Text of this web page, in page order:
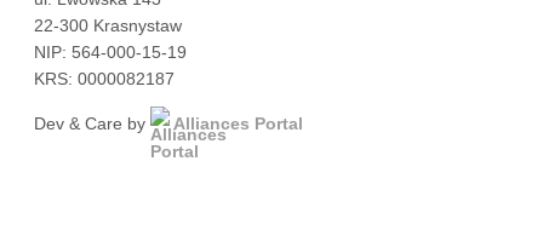
22-300 Krasnystaw
NIP: 564-000-15-19
KRS: 0000082187
Dev & Care by Alliances Portal